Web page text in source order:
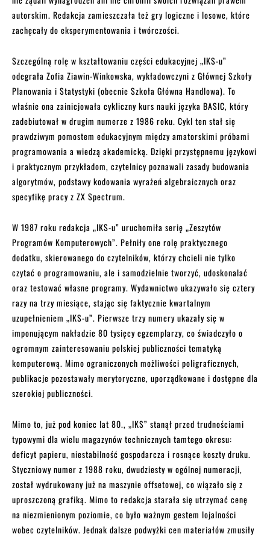
autorskim. Redakcja zamieszczała też gry logiczne i losowe, które
zachęcały do eksperymentowania i twórczości.
Szczególną rolę w kształtowaniu części edukacyjnej „IKS-u”
odegrała Zofia Ziawin-Winkowska, wykładowczyni z Głównej Szkoły
Planowania i Statystyki (obecnie Szkoła Główna Handlowa). To
właśnie ona zainicjowała cykliczny kurs nauki języka BASIC, który
zadebiutował w drugim numerze z 1986 roku. Cykl ten stał się
prawdziwym pomostem edukacyjnym między amatorskimi próbami
programowania a wiedzą akademicką. Dzięki przystępnemu językowi
i praktycznym przykładom, czytelnicy poznawali zasady budowania
algorytmów, podstawy kodowania wyrażeń algebraicznych oraz
specyfikę pracy z ZX Spectrum.
W 1987 roku redakcja „IKS-u” uruchomiła serię „Zeszytów
Programów Komputerowych”. Pełniły one rolę praktycznego
dodatku, skierowanego do czytelników, którzy chcieli nie tylko
czytać o programowaniu, ale i samodzielnie tworzyć, udoskonalać
oraz testować własne programy. Wydawnictwo ukazywało się cztery
razy na trzy miesiące, stając się faktycznie kwartalnym
uzupełnieniem „IKS-u”. Pierwsze trzy numery ukazały się w
imponującym nakładzie 80 tysięcy egzemplarzy, co świadczyło o
ogromnym zainteresowaniu polskiej publiczności tematyką
komputerową. Mimo ograniczonych możliwości poligraficznych,
publikacje pozostawały merytoryczne, uporządkowane i dostępne dla
szerokiej publiczności.
Mimo to, już pod koniec lat 80., „IKS” stanął przed trudnościami
typowymi dla wielu magazynów technicznych tamtego okresu:
deficyt papieru, niestabilność gospodarcza i rosnące koszty druku.
Styczniowy numer z 1988 roku, dwudziesty w ogólnej numeracji,
został wydrukowany już na maszynie offsetowej, co wiązało się z
uproszczoną grafiką. Mimo to redakcja starała się utrzymać cenę
na niezmienionym poziomie, co było ważnym gestem lojalności
wobec czytelników. Jednak dalsze podwyżki cen materiałów zmusiły